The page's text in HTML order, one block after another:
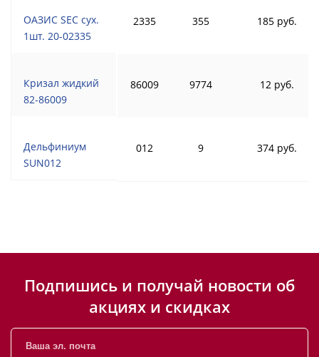
ОАЗИС SEC сух.
1шт. 20-02335
Кризал жидкий
82-86009
Дельфиниум
SUN012
2335 355 185 руб.
86009 9774 12 руб.
012 9 374 руб.
Подпишись и получай новости об
акциях и скидках